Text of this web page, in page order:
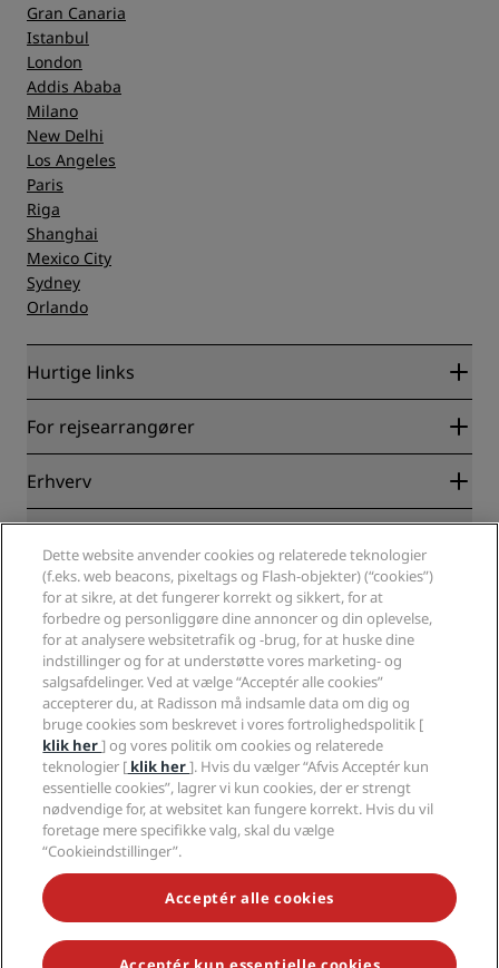
Gran Canaria
Istanbul
London
Addis Ababa
Milano
New Delhi
Los Angeles
Paris
Riga
Shanghai
Mexico City
Sydney
Orlando
Hurtige links
Radisson Rewards
Blog
Destinationer
Nye og kommende hoteller
Radisson Hotels-APP
Sports Approved-hoteller
Familievenlige hoteller
Sundhed og sikkerhed
For rejsearrangører
Partnere
Erhverv
Radisson Hotel Group
Medier
Karriere i RHG
Karriere i PPHE
Karrierer EHL
The Club by RHG
Udviklingsmuligheder
Ansvarlig virksomhed
Indkøb
Fortrolighedscenter
Juridiske oplysninger
Radisson Rewards vilkår og betingelser
Aftale vedrørende brug af hjemmesiden
Digital tilgængelighed
Erklæring om moderne slaveri
Hjælp
Advarsler til forbrugere
Kontakt
Ofte stillede spørgsmål
Sitemap
Sociale medier
Radisson Hotels-brands
GÅ ALDRIG GLIP AF VORES MEST POPULÆRE TILBUD
Dette website anvender cookies og relaterede teknologier
(f.eks. web beacons, pixeltags og Flash-objekter) (“cookies”)
for at sikre, at det fungerer korrekt og sikkert, for at
forbedre og personliggøre dine annoncer og din oplevelse,
for at analysere websitetrafik og -brug, for at huske dine
indstillinger og for at understøtte vores marketing- og
salgsafdelinger. Ved at vælge “Acceptér alle cookies”
accepterer du, at Radisson må indsamle data om dig og
bruge cookies som beskrevet i vores fortrolighedspolitik [
klik her] og vores politik om cookies og relaterede
teknologier [ klik her]. Hvis du vælger “Afvis Acceptér kun
essentielle cookies”, lagrer vi kun cookies, der er strengt
nødvendige for, at websitet kan fungere korrekt. Hvis du vil
foretage mere specifikke valg, skal du vælge
“Cookieindstillinger”.
Acceptér alle cookies